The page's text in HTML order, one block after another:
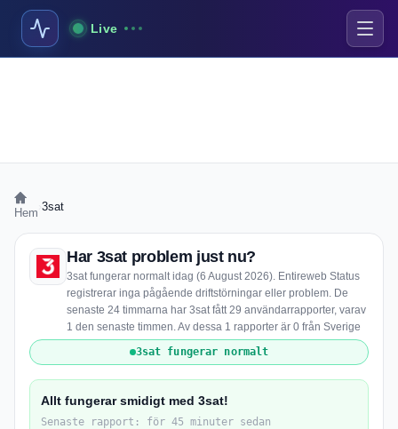
Live
Hem 3sat
Har 3sat problem just nu?
3sat fungerar normalt idag (6 August 2026). Entireweb Status
registrerar inga pågående driftstörningar eller problem. De
senaste 24 timmarna har 3sat fått 29 användarrapporter, varav
1 den senaste timmen. Av dessa 1 rapporter är 0 från Sverige
3sat fungerar normalt
Allt fungerar smidigt med 3sat!
Senaste rapport: för 45 minuter sedan